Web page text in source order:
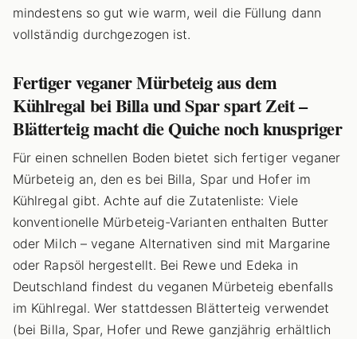
mindestens so gut wie warm, weil die Füllung dann
vollständig durchgezogen ist.
Fertiger veganer Mürbeteig aus dem
Kühlregal bei Billa und Spar spart Zeit –
Blätterteig macht die Quiche noch knuspriger
Für einen schnellen Boden bietet sich fertiger veganer
Mürbeteig an, den es bei Billa, Spar und Hofer im
Kühlregal gibt. Achte auf die Zutatenliste: Viele
konventionelle Mürbeteig-Varianten enthalten Butter
oder Milch – vegane Alternativen sind mit Margarine
oder Rapsöl hergestellt. Bei Rewe und Edeka in
Deutschland findest du veganen Mürbeteig ebenfalls
im Kühlregal. Wer stattdessen Blätterteig verwendet
(bei Billa, Spar, Hofer und Rewe ganzjährig erhältlich